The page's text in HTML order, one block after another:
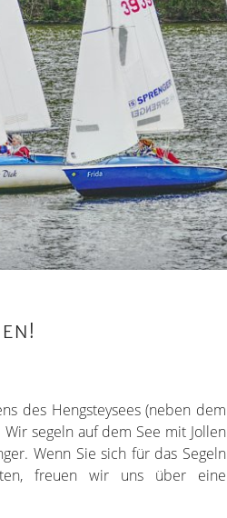
des Hengsteysees (neben dem
segeln auf dem See mit Jollen
Wenn Sie sich für das Segeln
freuen wir uns über eine